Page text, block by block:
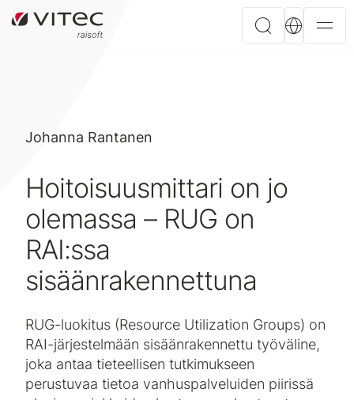
Johanna Rantanen
Hoitoisuusmittari on jo
olemassa – RUG on
RAI:ssa
sisäänrakennettuna
RUG-luokitus (Resource Utilization Groups) on
RAI-järjestelmään sisäänrakennettu työväline,
joka antaa tieteellisen tutkimukseen
perustuvaa tietoa vanhuspalveluiden piirissä